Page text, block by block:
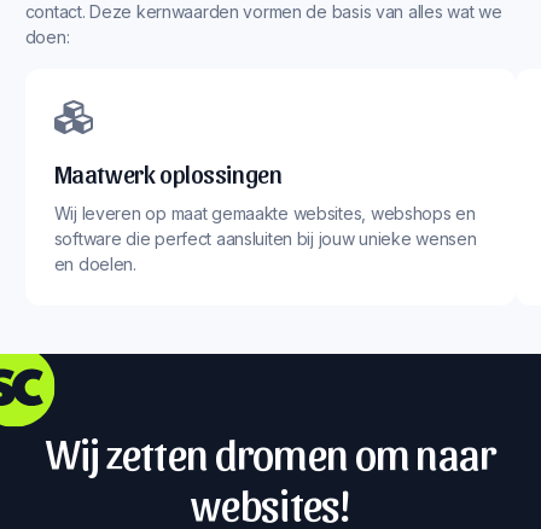
contact. Deze kernwaarden vormen de basis van alles wat we
doen:
Maatwerk oplossingen
Wij leveren op maat gemaakte websites, webshops en
software die perfect aansluiten bij jouw unieke wensen
en doelen.
Wij zetten dromen om naar
websites!